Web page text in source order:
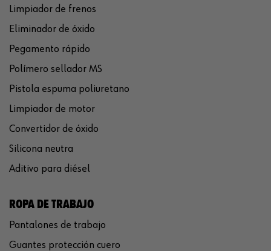
Limpiador de frenos
Eliminador de óxido
Pegamento rápido
Polímero sellador MS
Pistola espuma poliuretano
Limpiador de motor
Convertidor de óxido
Silicona neutra
Aditivo para diésel
ROPA DE TRABAJO
Pantalones de trabajo
Guantes protección cuero